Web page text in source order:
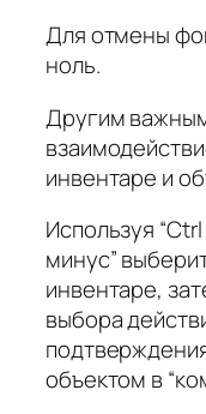
Для отмены
ноль.
Другим
инвентаре и
Используя
минус”
инвентаре,
выбора
объектом в